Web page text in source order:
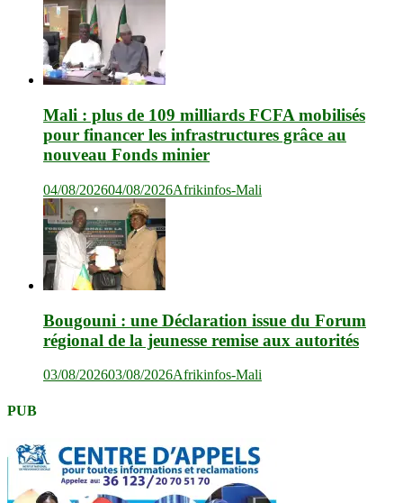
Mali : plus de 109 milliards FCFA mobilisés
pour financer les infrastructures grâce au
nouveau Fonds minier
04/08/202604/08/2026Afrikinfos-Mali
Bougouni : une Déclaration issue du Forum
régional de la jeunesse remise aux autorités
03/08/202603/08/2026Afrikinfos-Mali
PUB